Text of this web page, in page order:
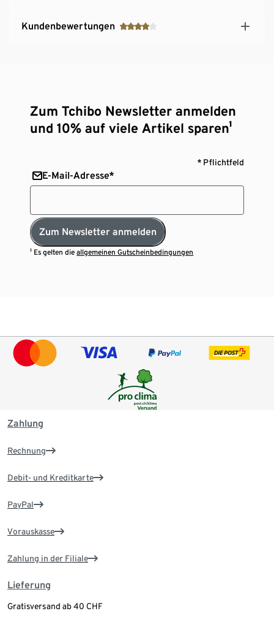
Kundenbewertungen
Zum Tchibo Newsletter anmelden
und 10% auf viele Artikel sparen¹
* Pflichtfeld
E-Mail-Adresse*
Zum Newsletter anmelden
¹ Es gelten dieallgemeinen Gutscheinbedingungen
Zahlung
Rechnung
Debit- und Kreditkarte
PayPal
Vorauskasse
Zahlung in der Filiale
Lieferung
Gratisversand ab 40 CHF